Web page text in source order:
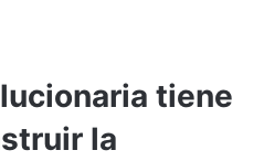
tiene
la